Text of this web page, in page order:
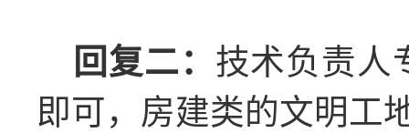
回复二： 技术负责人
即可， 房建类的文明工